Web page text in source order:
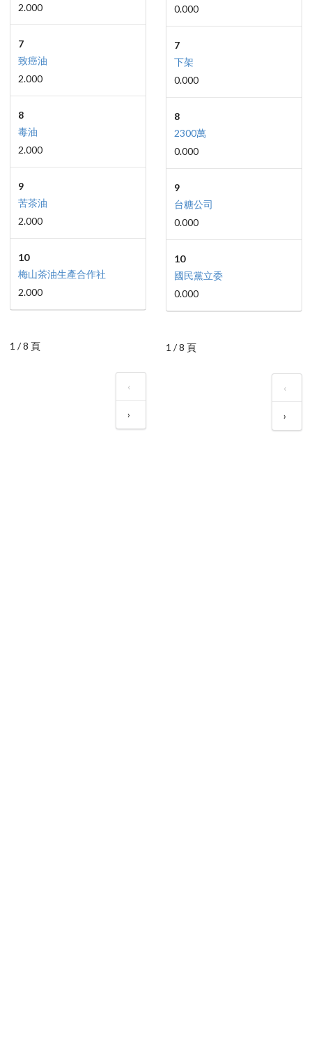
2.000
7
致癌油
2.000
8
毒油
2.000
9
苦茶油
2.000
10
梅山茶油生產合作社
2.000
1 / 8 頁
‹
›
0.000
7
下架
0.000
8
2300萬
0.000
9
台糖公司
0.000
10
國民黨立委
0.000
1 / 8 頁
‹
›